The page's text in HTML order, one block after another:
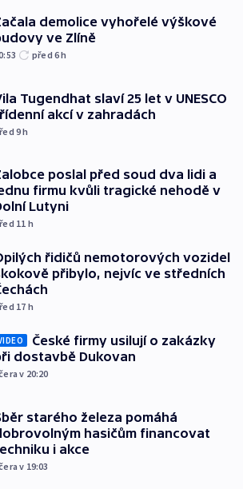
demolice vyhořelé výškové
ve Zlíně
před 6h
Tugendhat slaví 25 let v UNESCO
akcí v zahradách
9h
poslal před soud dva lidi a
firmu kvůli tragické nehodě v
Lutyni
11 h
řidičů nemotorových vozidel
přibylo, nejvíc ve středních
17 h
České firmy usilují o zakázky
dostavbě Dukovan
v 20:20
starého železa pomáhá
hasičům financovat
i akce
v 19:03